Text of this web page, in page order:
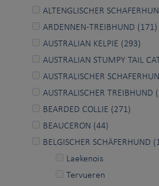
ALTENGLISCHER
ARDENNEN-TREIBHUND (171)
AUSTRALIAN KELPIE (293)
AUSTRALIAN STUMPY TAIL
AUSTRALISCHER
AUSTRALISCHER TREIBHUND
BEARDED COLLIE (271)
BEAUCERON (44)
BELGISCHER SCHÄFERHUND
Laekenois
Tervueren